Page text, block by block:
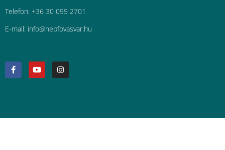
Telefon: +36 30 095 2701
E-mail: uh.ravsavofpen@ofni